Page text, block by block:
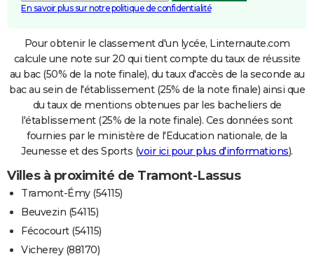
En savoir plus sur notre politique de confidentialité
Pour obtenir le classement d'un lycée, Linternaute.com
calcule une note sur 20 qui tient compte du taux de réussite
au bac (50% de la note finale), du taux d'accès de la seconde au
bac au sein de l'établissement (25% de la note finale) ainsi que
du taux de mentions obtenues par les bacheliers de
l'établissement (25% de la note finale). Ces données sont
fournies par le ministère de l'Education nationale, de la
Jeunesse et des Sports (voir ici pour plus d'informations).
Villes à proximité de Tramont-Lassus
Tramont-Émy (54115)
Beuvezin (54115)
Fécocourt (54115)
Vicherey (88170)